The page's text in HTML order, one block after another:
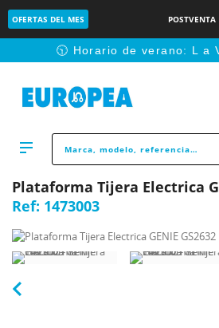
OFERTAS DEL MES POSTVENTA
🕥 Horario de verano: L a
Plataforma Tijera Electrica
Ref: 1473003